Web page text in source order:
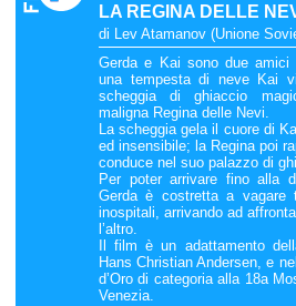
LA REGINA DELLE
di Lev Atamanov (Unione
Gerda e Kai sono due amici
una tempesta di neve Kai
scheggia di ghiaccio
maligna Regina delle Nevi.
La scheggia gela il cuore di
ed insensibile; la Regina poi
conduce nel suo palazzo di
Per poter arrivare fino alla
Gerda è costretta a vagare
inospitali, arrivando ad
l’altro.
Il film è un adattamento
Hans Christian Andersen, e
d’Oro di categoria alla 18a
Venezia.